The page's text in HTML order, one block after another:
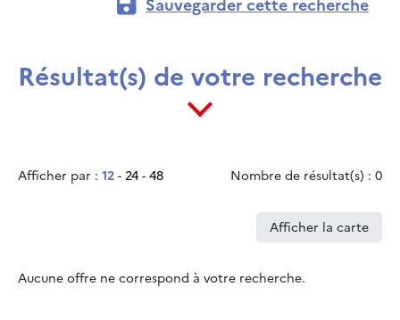
Sauvegarder cette recherche
Résultat(s) de votre recherche
Afficher par : 12 - 24 - 48 Nombre de résultat(s) : 0
Afficher la carte
Aucune offre ne correspond à votre recherche.